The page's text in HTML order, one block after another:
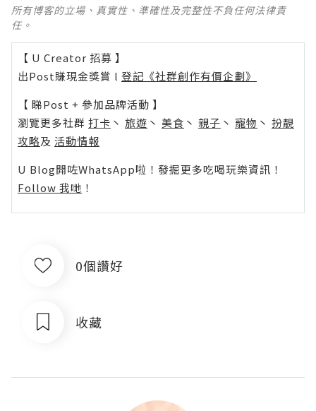
所有博客的立場、真實性、準確性及完整性不負任何法律責
任。
【 U Creator 招募 】
出Post賺現金獎賞 l 登記《社群創作有價企劃》
【 睇Post + 參加品牌活動 】
瀏覽更多社群 打卡 丶 旅遊 丶 美食 丶 親子 丶 寵物 丶 扮靚
攻略及 活動情報
U Blog開咗WhatsApp啦！發掘更多吃喝玩樂資訊！
Follow 我哋 ！
0個讚好
收藏